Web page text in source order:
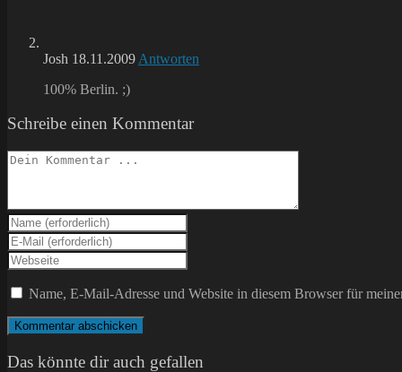
Josh 18.11.2009 Antworten
100% Berlin. ;)
Schreibe einen Kommentar
Kommentieren
Gib
deinen
Namen
oder
Benutzernamen
zum
Kommentieren
ein
Gib
deine
E-
Mail-
Adresse
zum
Kommentieren
Gib
deine
Website-
ein
(optional)
Name, E-Mail-Adresse und Website in diesem Browser für
Das könnte dir auch gefallen